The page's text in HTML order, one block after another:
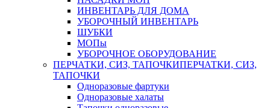
ИНВЕНТАРЬ ДЛЯ ДОМА
УБОРОЧНЫЙ ИНВЕНТАРЬ
ШУБКИ
МОПы
УБОРОЧНОЕ ОБОРУДОВАНИЕ
ПЕРЧАТКИ, СИЗ, ТАПОЧКИПЕРЧАТКИ, СИЗ,
ТАПОЧКИ
Одноразовые фартуки
Одноразовые халаты